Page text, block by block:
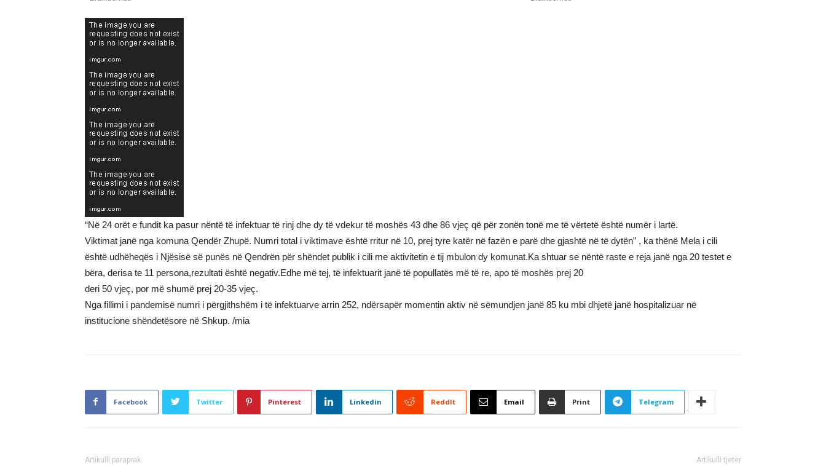
“Në 24 orët e fundit ka pasur nëntë të infektuar të rinj dhe dy të vdekur të moshës 43 dhe 86 vjeç që për zonën tonë me të vërtetë është numër i lartë.
Viktimat janë nga komuna Qendër Zhupë. Numri total i viktimave është rritur në 10, prej tyre katër në fazën e parë dhe gjashtë në të dytën” , ka thënë Mela i cili
është udhëheqës i Njësisë së punës në Qendrën për shëndet publik i cili me aktivitetin e tij mbulon dy komunat.Ka shtuar se nëntë raste e reja janë nga 20 testet e
bëra, derisa te 11 persona,rezultati është negativ.Edhe më tej, të infektuarit janë të popullatës më të re, apo të moshës prej 20
deri 50 vjeç, por më shumë prej 20-35 vjeç.
Nga fillimi i pandemisë numri i përgjithshëm i të infektuarve arrin 252, ndërsapër momentin aktiv në sëmundjen janë 85 ku mbi dhjetë janë hospitalizuar në
institucione shëndetësore në Shkup. /mia
Facebook Twitter Pinterest Linkedin ReddIt Email Print Telegram
Artikulli paraprak Artikulli tjetër